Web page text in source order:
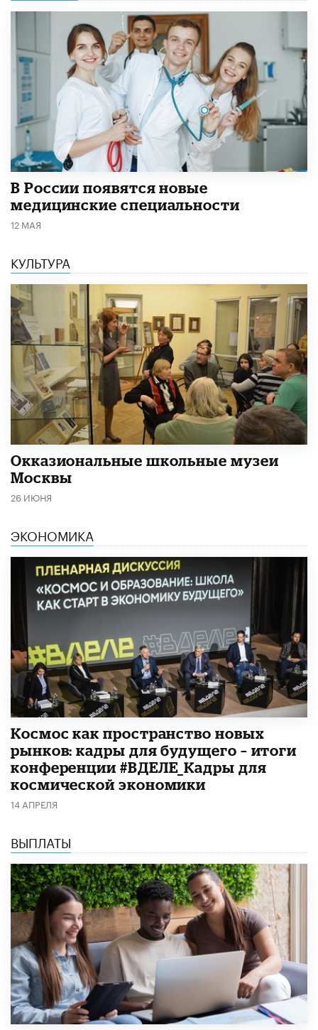
В России появятся новые
медицинские специальности
12 МАЯ
КУЛЬТУРА
​Окказиональные школьные музеи
Москвы
26 ИЮНЯ
ЭКОНОМИКА
Космос как пространство новых
рынков: кадры для будущего – итоги
конференции #ВДЕЛЕ_Кадры для
космической экономики
14 АПРЕЛЯ
ВЫПЛАТЫ